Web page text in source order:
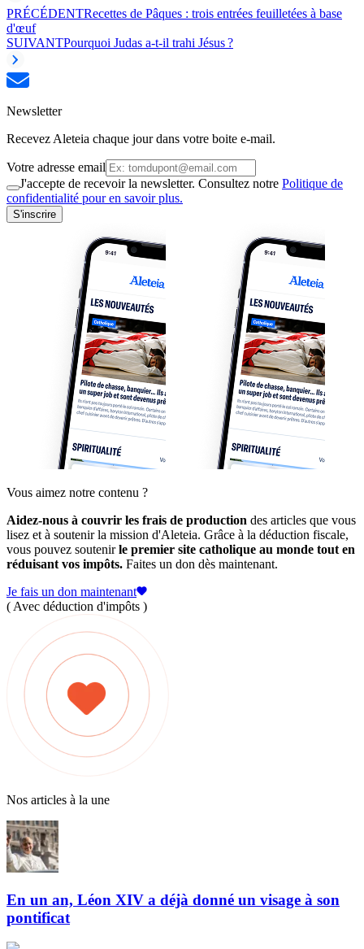
PRÉCÉDENTRecettes de Pâques : trois entrées feuilletées à base
d'œuf
SUIVANTPourquoi Judas a-t-il trahi Jésus ?
Newsletter
Recevez Aleteia chaque jour dans votre boite e-mail.
Votre adresse email
J'accepte de recevoir la newsletter. Consultez notre Politique de
confidentialité pour en savoir plus.
S'inscrire
Vous aimez notre contenu ?
Aidez-nous à couvrir les frais de production des articles que vous
lisez et à soutenir la mission d'Aleteia. Grâce à la déduction fiscale,
vous pouvez soutenirle premier site catholique au monde tout en
réduisant vos impôts. Faites un don dès maintenant.
Je fais un don maintenant
( Avec déduction d'impôts )
Nos articles à la une
En un an, Léon XIV a déjà donné un visage à son
pontificat